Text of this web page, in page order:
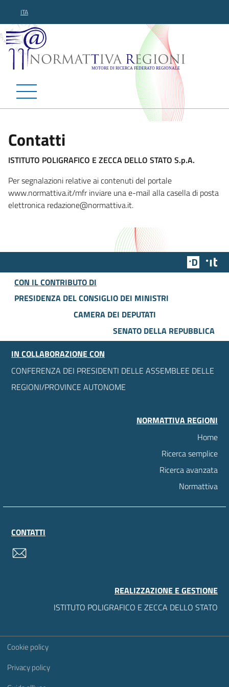
ITA
Normattiva Regioni -
Contatti
ISTITUTO POLIGRAFICO E ZECCA DELLO STATO S.p.A.
Per segnalazioni relative ai contenuti del portale
www.normattiva.it/mfr inviare una e-mail alla casella di posta
elettronica redazione@normattiva.it.
Team
CON IL CONTRIBUTO DI
PRESIDENZA DEL CONSIGLIO DEI MINISTRI
CAMERA DEI DEPUTATI
SENATO DELLA REPUBBLICA
IN COLLABORAZIONE CON
CONFERENZA DEI PRESIDENTI DELLE ASSEMBLEE DELLE
REGIONI/PROVINCE AUTONOME
NORMATTIVA REGIONI
Home
Ricerca semplice
Ricerca avanzata
Normattiva
CONTATTI
REALIZZAZIONE E GESTIONE
ISTITUTO POLIGRAFICO E ZECCA DELLO STATO
Sezione Link Utili
Cookie policy
Privacy policy